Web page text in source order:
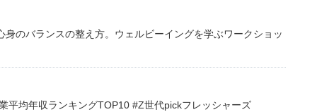
のバランスの整え方。ウェルビーイングを学ぶワークショッ
平均年収ランキングTOP10 #Z世代pickフレッシャーズ